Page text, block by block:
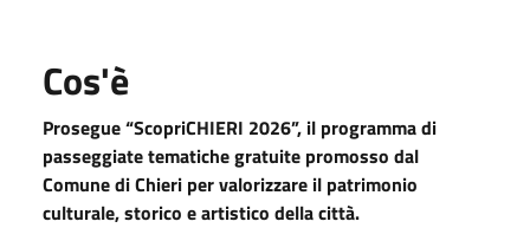
Cos'è
Prosegue “ScopriCHIERI 2026”, il programma di
passeggiate tematiche gratuite promosso dal
Comune di Chieri per valorizzare il patrimonio
culturale, storico e artistico della città.